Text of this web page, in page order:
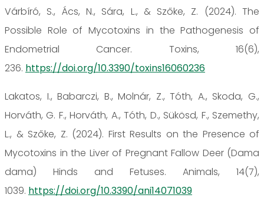
Várbíró, S., Ács, N., Sára, L., & Szőke, Z. (2024). The
Possible Role of Mycotoxins in the Pathogenesis of
Endometrial Cancer. Toxins, 16(6),
236. https://doi.org/10.3390/toxins16060236
Lakatos, I., Babarczi, B., Molnár, Z., Tóth, A., Skoda, G.,
Horváth, G. F., Horváth, A., Tóth, D., Sükösd, F., Szemethy,
L., & Szőke, Z. (2024). First Results on the Presence of
Mycotoxins in the Liver of Pregnant Fallow Deer (Dama
dama) Hinds and Fetuses. Animals, 14(7),
1039. https://doi.org/10.3390/ani14071039